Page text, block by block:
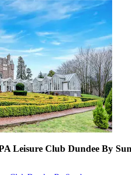
Leisure Club Dundee By